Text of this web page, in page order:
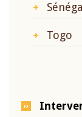
Sénégal
Togo